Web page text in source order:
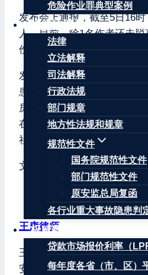
危险作业罪典型案例
法律法规
法律
立法解释
司法解释
行政法规
部门规章
地方性法规和规章
规范性文件
国务院规范性文件
部门规范性文件
原安监总局复函
各行业重大事故隐患判
权威数据
贷款市场报价利率（
每年度各省（市、区）
发布会上通报，截至5日16
人。目前，除1名伤者还未
伤者病情稳定，各项临床指
发布会上通报，长沙全面开
患大排查、大整治。截至5月
房403359栋，对其中排查出
在按照分类处置的办法推进
社、央视新闻）
文章标签：#坍塌事故#望城
王康律师
王康律师，注册安全工程师
安全生产和消防安全专业委